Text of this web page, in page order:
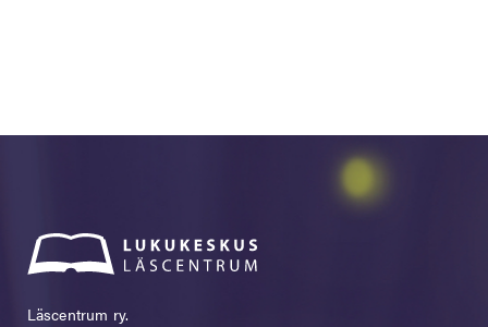
Läscentrum ry.